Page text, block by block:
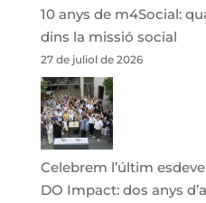
10 anys de m4Social:
dins la missió social
27 de juliol de 2026
Celebrem l’últim
DO Impact: dos anys